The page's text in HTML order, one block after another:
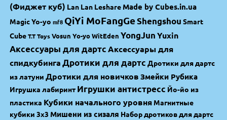
(Фиджет куб) Lan Lan Leshare Made by Cubes.in.ua
Magic Yo-yo mf8 QiYi MoFangGeShengshou Smart
Cube T.T Toys Vosun Yo-yoWitEden YongJun Yuxin
Аксессуары для дартс Аксессуары для
спидкубинга Дротики для дартс Дротики для дартс
из латуни Дротики для новичков Змейки Рубика
Игрушка лабиринт Игрушки антистресс Йо-йо из
пластика Кубики начального уровня Магнитные
кубики 3х3 Мишени из сизаля Набор дротиков для дартс